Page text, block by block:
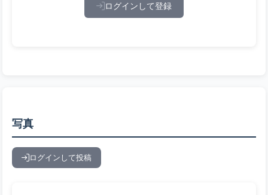
ログインして登録
写真
ログインして投稿